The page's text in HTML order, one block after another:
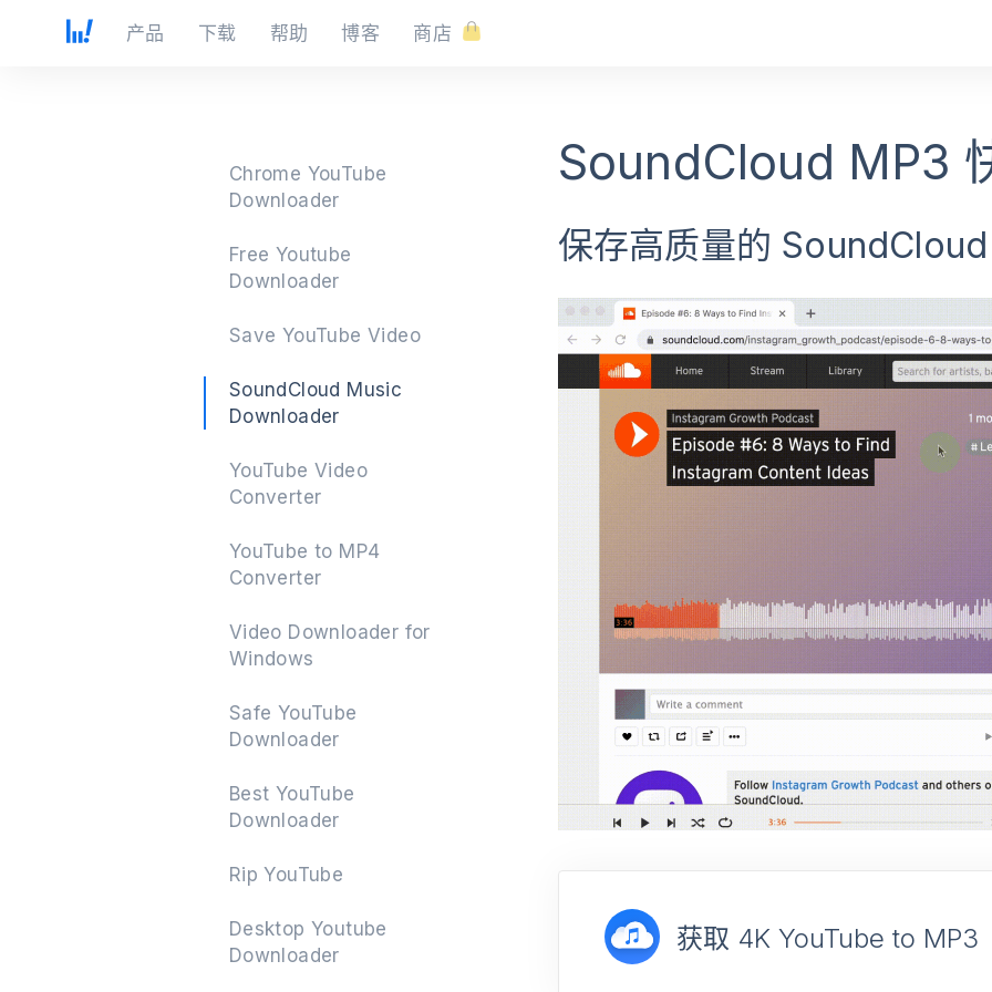
产品 下载 帮助 博客 商店
Chrome YouTube
Downloader
Free Youtube
Downloader
Save YouTube Video
SoundCloud Music
Downloader
YouTube Video
Converter
YouTube to MP4
Converter
Video Downloader for
Windows
Safe YouTube
Downloader
Best YouTube
Downloader
Rip YouTube
Desktop Youtube
Downloader
SoundCloud MP3
保存高质量的
获取 4K YouTube to MP3